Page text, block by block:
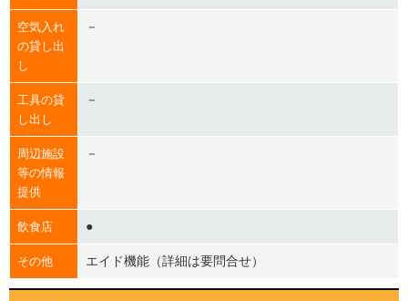
空気入れ
の貸し出
し
－
工具の貸
し出し
－
周辺施設
等の情報
提供
－
飲食店 ●
その他 エイド機能（詳細は要問合せ）